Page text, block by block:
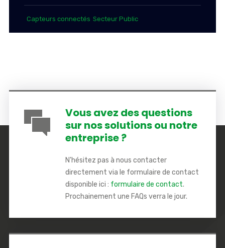
Capteurs connectés Secteur Public
Vous avez des questions
sur nos solutions ou notre
entreprise ?
N'hésitez pas à nous contacter
directement via le formulaire de contact
disponible ici : formulaire de contact.
Prochainement une FAQs verra le jour.